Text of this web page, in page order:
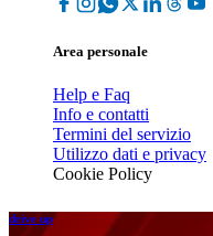
Area personale
Help e Faq
Info e contatti
Termini del servizio
Utilizzo dati e privacy
Cookie Policy
drive up